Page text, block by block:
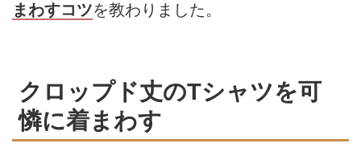
まわすコツを教わりました。
クロップド丈のTシャツを可
憐に着まわす